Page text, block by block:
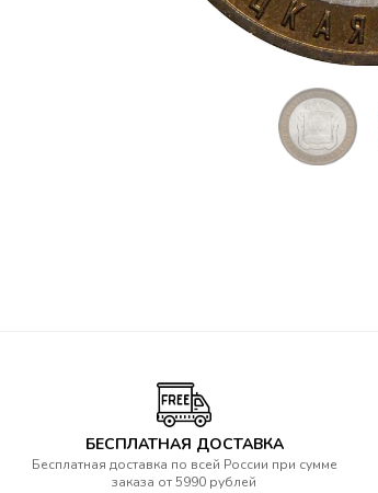
БЕСПЛАТНАЯ ДОСТАВКА
Бесплатная доставка по всей России при сумме
заказа от 5990 рублей